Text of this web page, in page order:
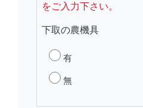
をご入力下さい。
下取の農機具
有
無